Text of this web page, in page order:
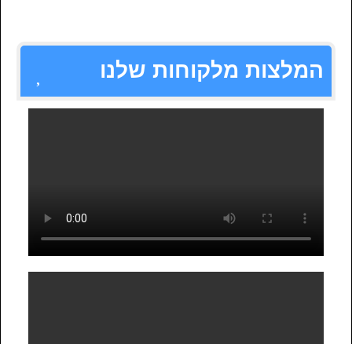
המלצות מלקוחות שלנו